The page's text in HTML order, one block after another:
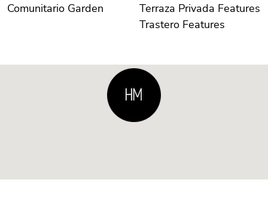
Comunitario Garden
Terraza Privada Features
Trastero Features